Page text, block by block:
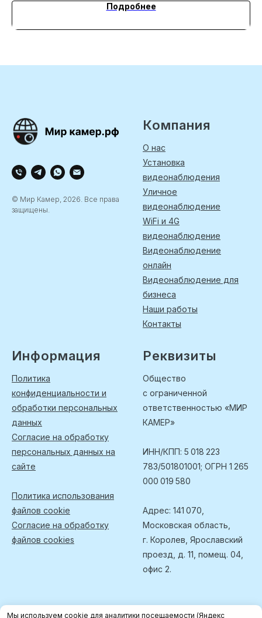
Подробнее
© Мир Камер, 2026. Все права
защищены.
Компания
О нас
Установка
видеонаблюдения
Уличное
видеонаблюдение
WiFi и 4G
видеонаблюдение
Видеонаблюдение
онлайн
Видеонаблюдение для
бизнеса
Наши работы
Контакты
Информация
Политика
конфиденциальности и
обработки персональных
данных
Согласие на обработку
персональных данных на
сайте
Политика использования
файлов cookie
Согласие на обработку
файлов cookies
Реквизиты
Общество
с ограниченной
ответственностью «МИР
КАМЕР»
ИНН/КПП: 5 018 223
783/501801001; ОГРН 1 265
000 019 580
Адрес: 141 070,
Московская область,
г. Королев, Ярославский
проезд, д. 11, помещ. 04,
офис 2.
Мы используем cookie для аналитики посещаемости (Яндекс